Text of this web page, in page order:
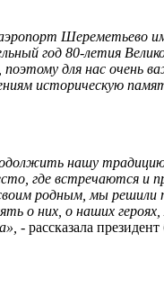
Шереметьево
год 80-летия
для нас очень
историческую
нашу
где встречаются и
своим родным, мы
них, о наших
- рассказала